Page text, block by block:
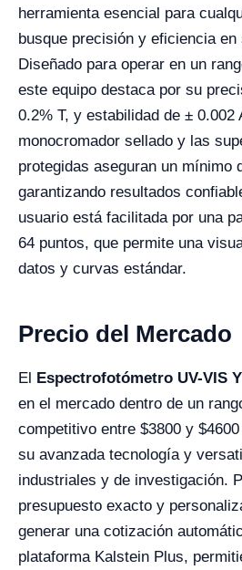
herramienta esencial para
busque precisión y eficiencia
Diseñado para operar en un
este equipo destaca por su
0.2% T, y estabilidad de ± 0.002
monocromador sellado y las
protegidas aseguran un mínimo
garantizando resultados
usuario está facilitada por una
64 puntos, que permite una
datos y curvas estándar.
Precio del Mercado
El Espectrofotómetro UV-VIS
en el mercado dentro de un
competitivo entre $3800 y
su avanzada tecnología y
industriales y de investigación.
presupuesto exacto y
generar una cotización
plataforma Kalstein Plus,